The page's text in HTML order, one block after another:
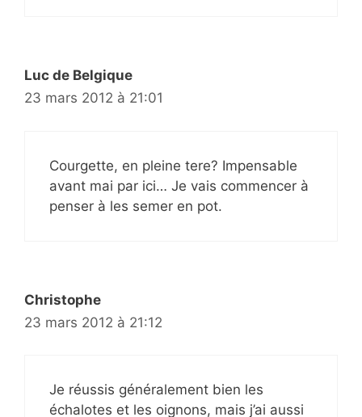
Luc de Belgique
23 mars 2012 à 21:01
Courgette, en pleine tere? Impensable
avant mai par ici… Je vais commencer à
penser à les semer en pot.
Christophe
23 mars 2012 à 21:12
Je réussis généralement bien les
échalotes et les oignons, mais j’ai aussi